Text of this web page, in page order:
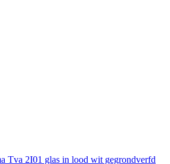
Tva 2I01 glas in lood wit gegrondverfd